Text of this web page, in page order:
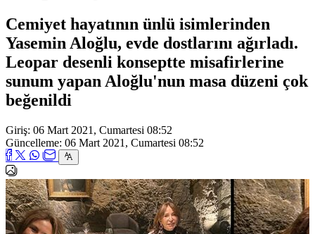
Cemiyet hayatının ünlü isimlerinden
Yasemin Aloğlu, evde dostlarını ağırladı.
Leopar desenli konseptte misafirlerine
sunum yapan Aloğlu'nun masa düzeni çok
beğenildi
Giriş: 06 Mart 2021, Cumartesi 08:52
Güncelleme: 06 Mart 2021, Cumartesi 08:52